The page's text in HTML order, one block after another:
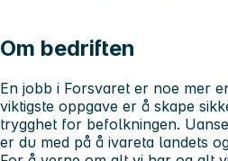
Om bedriften
En jobb i Forsvaret er noe mer
viktigste oppgave er å skape
trygghet for befolkningen.
er du med på å ivareta landets